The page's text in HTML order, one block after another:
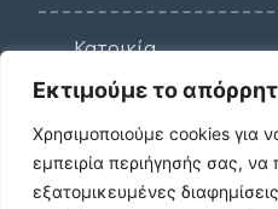
Εκτιμούμε το
Χρησιμοποιούμε cookies για
εμπειρία περιήγησής σας, να
εξατομικευμένες
Κατοικία
Γη